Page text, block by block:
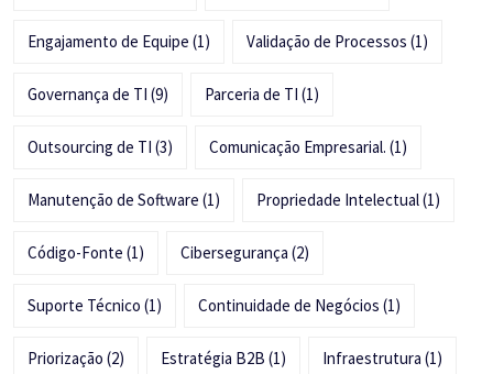
Engajamento de Equipe (1) Validação de Processos (1)
Governança de TI (9) Parceria de TI (1)
Outsourcing de TI (3) Comunicação Empresarial. (1)
Manutenção de Software (1) Propriedade Intelectual(1)
Código-Fonte (1) Cibersegurança (2)
Suporte Técnico (1) Continuidade de Negócios (1)
Priorização (2) Estratégia B2B (1) Infraestrutura (1)